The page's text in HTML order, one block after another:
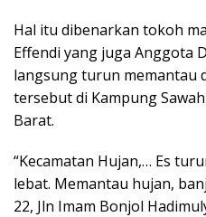
Hal itu dibenarkan tokoh
Effendi yang juga Anggota
langsung turun memantau
tersebut di Kampung
Barat.
“Kecamatan Hujan,… Es
lebat. Memantau hujan,
22, Jln Imam Bonjol